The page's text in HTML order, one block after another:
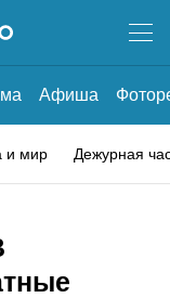
Афиша
и мир Дежурная